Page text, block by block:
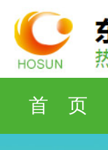
首 页